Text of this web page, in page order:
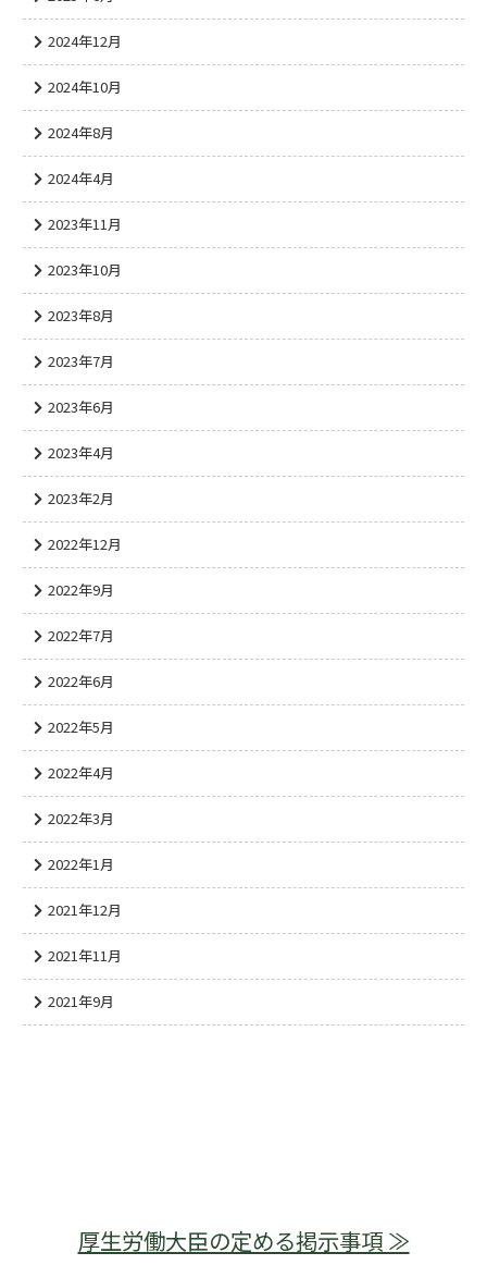
2024年12月
2024年10月
2024年8月
2024年4月
2023年11月
2023年10月
2023年8月
2023年7月
2023年6月
2023年4月
2023年2月
2022年12月
2022年9月
2022年7月
2022年6月
2022年5月
2022年4月
2022年3月
2022年1月
2021年12月
2021年11月
2021年9月
厚生労働大臣の定める掲示事項 ≫